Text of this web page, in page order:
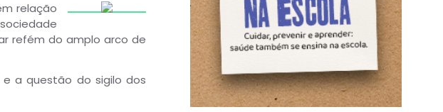
relação
refém do amplo arco de
a questão do sigilo dos